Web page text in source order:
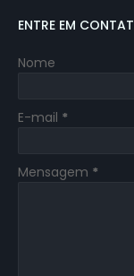
ENTRE EM
Nome
E-mail *
Mensagem *